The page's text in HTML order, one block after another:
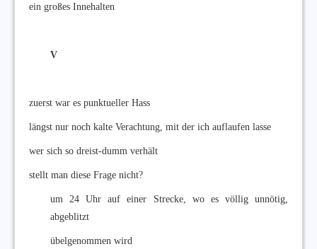
ein großes Innehalten
V
zuerst war es punktueller Hass
längst nur noch kalte Verachtung, mit der ich auflaufen lasse
wer sich so dreist-dumm verhält
stellt man diese Frage nicht?
um 24 Uhr auf einer Strecke, wo es völlig unnötig,
abgeblitzt
übelgenommen wird